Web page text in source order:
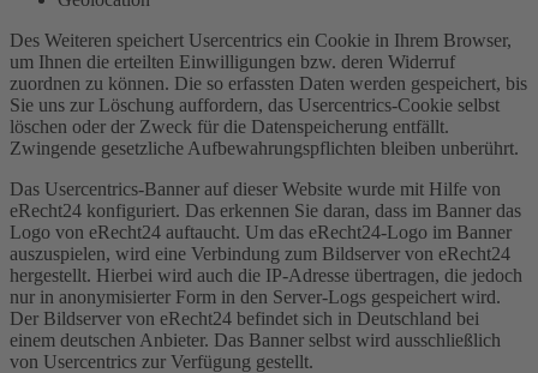
Des Weiteren speichert Usercentrics ein Cookie in Ihrem Browser,
um Ihnen die erteilten Einwilligungen bzw. deren Widerruf
zuordnen zu können. Die so erfassten Daten werden gespeichert, bis
Sie uns zur Löschung auffordern, das Usercentrics-Cookie selbst
löschen oder der Zweck für die Datenspeicherung entfällt.
Zwingende gesetzliche Aufbewahrungspflichten bleiben unberührt.
Das Usercentrics-Banner auf dieser Website wurde mit Hilfe von
eRecht24 konfiguriert. Das erkennen Sie daran, dass im Banner das
Logo von eRecht24 auftaucht. Um das eRecht24-Logo im Banner
auszuspielen, wird eine Verbindung zum Bildserver von eRecht24
hergestellt. Hierbei wird auch die IP-Adresse übertragen, die jedoch
nur in anonymisierter Form in den Server-Logs gespeichert wird.
Der Bildserver von eRecht24 befindet sich in Deutschland bei
einem deutschen Anbieter. Das Banner selbst wird ausschließlich
von Usercentrics zur Verfügung gestellt.